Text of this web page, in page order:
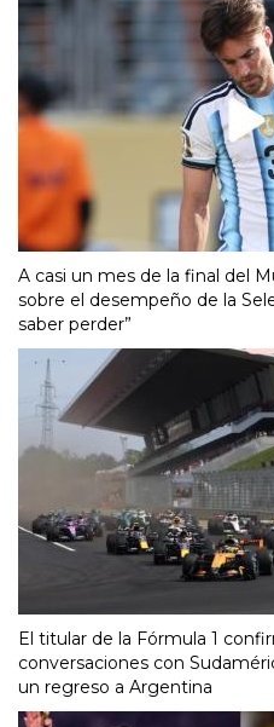
A casi un mes de la final del
sobre el desempeño de la
saber perder”
El titular de la Fórmula 1
conversaciones con
un regreso a Argentina